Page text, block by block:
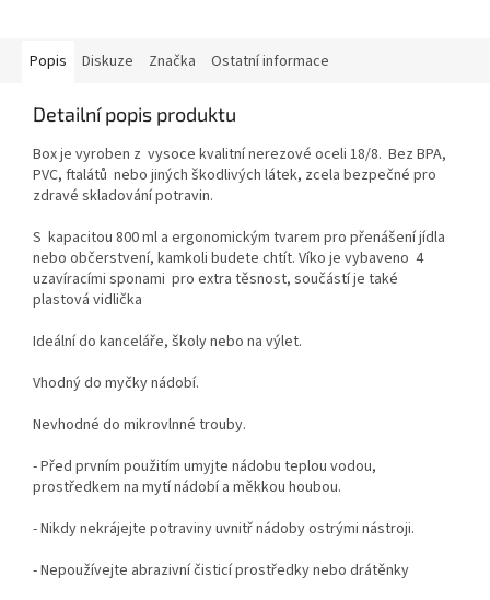
Popis Diskuze Značka Ostatní informace
Detailní popis produktu
Box je vyroben z vysoce kvalitní nerezové oceli 18/8. Bez BPA,
PVC, ftalátů nebo jiných škodlivých látek, zcela bezpečné pro
zdravé skladování potravin.
S kapacitou 800 ml a ergonomickým tvarem pro přenášení jídla
nebo občerstvení, kamkoli budete chtít. Víko je vybaveno 4
uzavíracími sponami pro extra těsnost, součástí je také
plastová vidlička
Ideální do kanceláře, školy nebo na výlet.
Vhodný do myčky nádobí.
Nevhodné do mikrovlnné trouby.
- Před prvním použitím umyjte nádobu teplou vodou,
prostředkem na mytí nádobí a měkkou houbou.
- Nikdy nekrájejte potraviny uvnitř nádoby ostrými nástroji.
- Nepoužívejte abrazivní čisticí prostředky nebo drátěnky